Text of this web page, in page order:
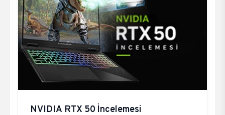
NVIDIA RTX 50 İncelemesi